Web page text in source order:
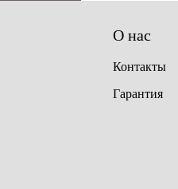
О нас
Контакты
Гарантия